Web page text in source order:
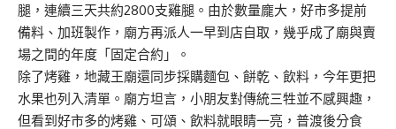
腿，連續三天共約2800支雞腿。由於數量龐大，好市多提前
備料、加班製作，廟方再派人一早到店自取，幾乎成了廟與賣
場之間的年度「固定合約」。
除了烤雞，地藏王廟還同步採購麵包、餅乾、飲料，今年更把
水果也列入清單。廟方坦言，小朋友對傳統三牲並不感興趣，
但看到好市多的烤雞、可頌、飲料就眼睛一亮，普渡後分食